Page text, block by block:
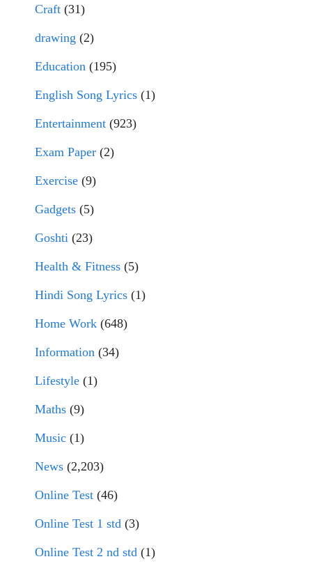
Craft (31)
drawing (2)
Education (195)
English Song Lyrics (1)
Entertainment (923)
Exam Paper (2)
Exercise (9)
Gadgets (5)
Goshti (23)
Health & Fitness (5)
Hindi Song Lyrics (1)
Home Work (648)
Information (34)
Lifestyle (1)
Maths (9)
Music (1)
News (2,203)
Online Test (46)
Online Test 1 std (3)
Online Test 2 nd std (1)